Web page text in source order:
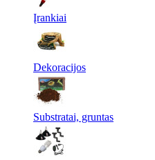
Įrankiai
Dekoracijos
Substratai, gruntas